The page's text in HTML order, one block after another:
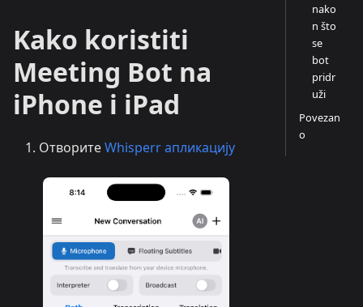
Kako koristiti
Meeting Bot na
iPhone i iPad
ОтворитеWhisperr апликацију
nako
n što
se
bot
pridr
uži
Povezan
o